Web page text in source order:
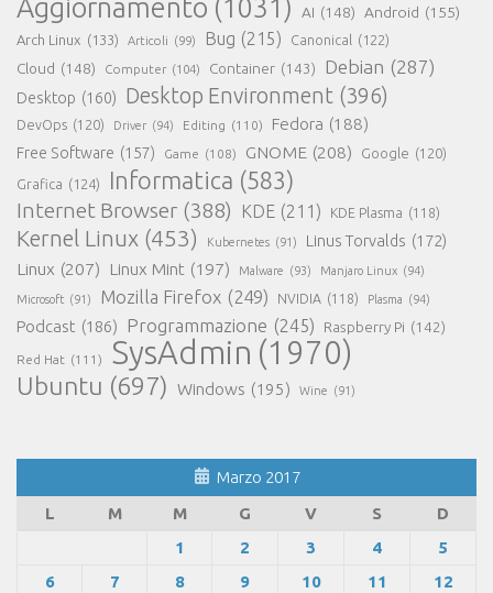
Aggiornamento (1031) AI (148) Android (155)
Arch Linux (133) Articoli (99) Bug (215) Canonical (122)
Cloud (148) Computer (104) Container (143) Debian (287)
Desktop (160) Desktop Environment (396)
DevOps (120) Driver (94) Editing (110) Fedora (188)
Free Software (157) Game (108) GNOME (208) Google (120)
Grafica (124) Informatica (583)
Internet Browser (388) KDE (211) KDE Plasma (118)
Kernel Linux (453) Kubernetes (91) Linus Torvalds (172)
Linux (207) Linux Mint (197) Malware (93) Manjaro Linux (94)
Microsoft (91) Mozilla Firefox (249) NVIDIA (118) Plasma (94)
Podcast (186) Programmazione (245) Raspberry Pi (142)
Red Hat (111) SysAdmin (1970)
Ubuntu (697) Windows (195) Wine (91)
Marzo 2017
L
M M G V S
D
1
2 3 4
5
6
7 8 9 10 11
12